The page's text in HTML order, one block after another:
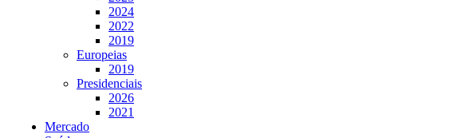
2024
2022
2019
Europeias
2019
Presidenciais
2026
2021
Mercado